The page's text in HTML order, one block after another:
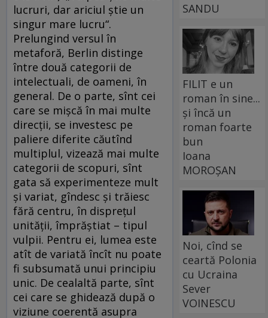
lucruri, dar ariciul ştie un
singur mare lucru“.
Prelungind versul în
metaforă, Berlin distinge
între două categorii de
intelectuali, de oameni, în
general. De o parte, sînt cei
care se mişcă în mai multe
direcţii, se investesc pe
paliere diferite căutînd
multiplul, vizează mai multe
categorii de scopuri, sînt
gata să experimenteze mult
şi variat, gîndesc şi trăiesc
fără centru, în dispreţul
unităţii, împrăştiat – tipul
vulpii. Pentru ei, lumea este
atît de variată încît nu poate
fi subsumată unui principiu
unic. De cealaltă parte, sînt
cei care se ghidează după o
viziune coerentă asupra
SANDU
FILIT e un
roman în sine...
și încă un
roman foarte
bun
Ioana
MOROȘAN
Noi, cînd se
ceartă Polonia
cu Ucraina
Sever
VOINESCU